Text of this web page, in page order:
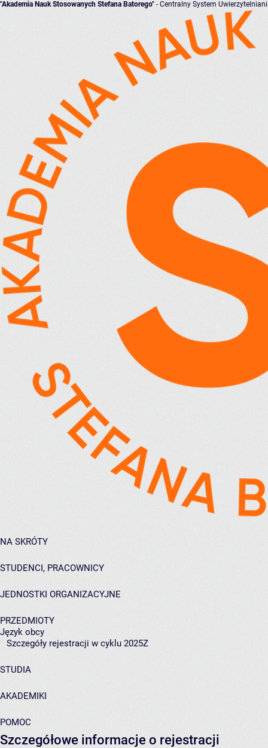
"Akademia Nauk Stosowanych Stefana Batorego" - Centralny System
NA SKRÓTY
STUDENCI, PRACOWNICY
JEDNOSTKI ORGANIZACYJNE
PRZEDMIOTY
Język obcy
Szczegóły rejestracji w cyklu 2025Z
STUDIA
AKADEMIKI
POMOC
Szczegółowe informacje o rejestracji